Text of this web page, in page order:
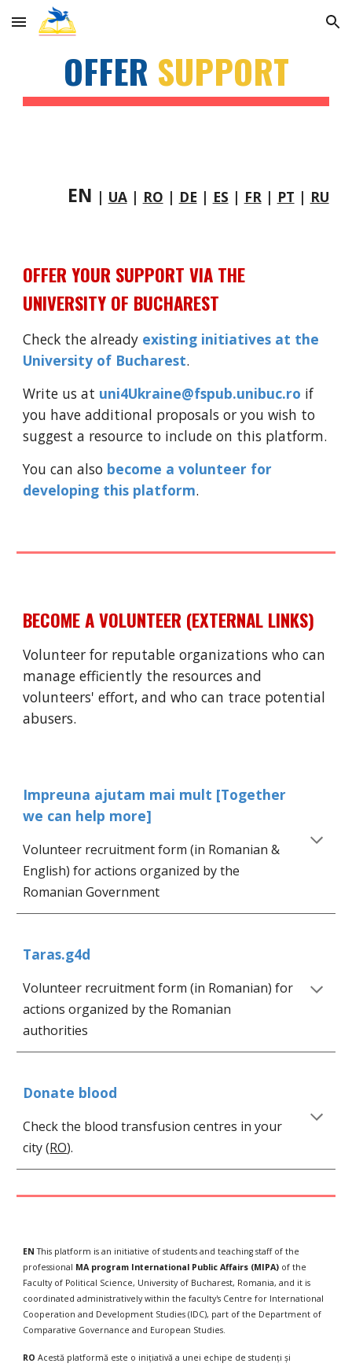
Skip to main content Skip to navigation
OFFER SUPPORT
EN | UA | RO | DE | ES | FR | PT | RU
OFFER YOUR SUPPORT VIA THE
UNIVERSITY OF BUCHAREST
Check the already existing initiatives at the
University of Bucharest.
Write us at uni4Ukraine@fspub.unibuc.ro if
you have additional proposals or you wish to
suggest a resource to include on this platform.
You can also become a volunteer for
developing this platform.
BECOME A VOLUNTEER (EXTERNAL LINKS)
Volunteer for reputable organizations who can
manage efficiently the resources and
volunteers' effort, and who can trace potential
abusers.
Impreuna ajutam mai mult [Together
we can help more]
Volunteer recruitment form (in Romanian &
English) for actions organized by the
Romanian Government
Taras.g4d
Volunteer recruitment form (in Romanian) for
actions organized by the Romanian
authorities
Donate blood
Check the blood transfusion centres in your
city (RO).
EN This platform is an initiative of students and teaching staff of the
professional MA program International Public Affairs (MIPA) of the
Faculty of Political Science, University of Bucharest, Romania, and it is
coordinated administratively within the faculty's Centre for International
Cooperation and Development Studies (IDC), part of the Department of
Comparative Governance and European Studies.
RO Acestă platformă este o inițiativă a unei echipe de studenți și